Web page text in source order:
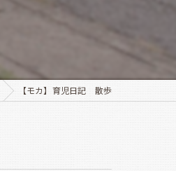
【モカ】育児日記 散歩